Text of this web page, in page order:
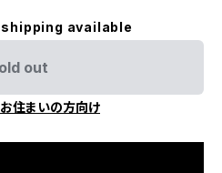
available
out
住まいの方向け